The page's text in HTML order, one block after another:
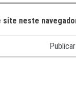
site neste